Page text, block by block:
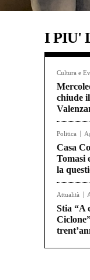
I PIU'
Cultura e
chiude
Politica
Casa
Tomasi
la
Attualità
Stia “A